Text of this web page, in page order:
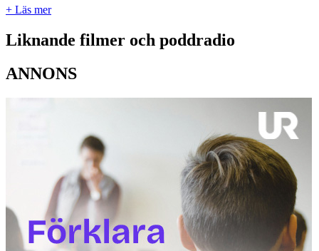
+ Läs mer
Liknande filmer och poddradio
ANNONS